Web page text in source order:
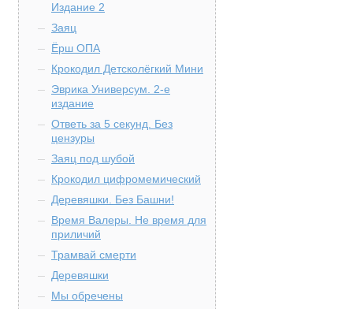
Издание 2
Заяц
Ёрш ОПА
Крокодил Детсколёгкий Мини
Эврика Универсум. 2-е
издание
Ответь за 5 секунд. Без
цензуры
Заяц под шубой
Крокодил цифромемический
Деревяшки. Без Башни!
Время Валеры. Не время для
приличий
Трамвай смерти
Деревяшки
Мы обречены